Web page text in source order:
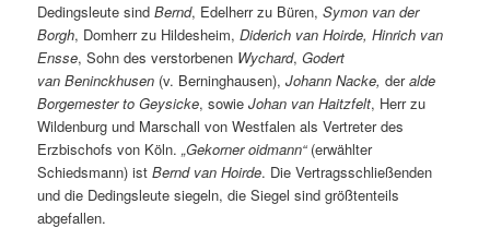
Dedingsleute sindBernd, Edelherr zu Büren,Symon van der
Borgh, Domherr zu Hildesheim,Diderich van Hoirde, Hinrich van
Ensse, Sohn des verstorbenen Wychard,Godert
van Beninckhusen (v. Berninghausen),Johann Nacke, deralde
Borgemester to Geysicke, sowieJohan van Haitzfelt, Herr zu
Wildenburg und Marschall von Westfalen als Vertreter des
Erzbischofs von Köln.„Gekorner oidmann“(erwählter
Schiedsmann) istBernd van Hoirde. Die Vertragsschließenden
und die Dedingsleute siegeln, die Siegel sind größtenteils
abgefallen.